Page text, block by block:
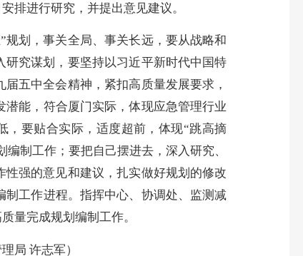
排进行研究，并提出意见建议。
划，事关全局、事关长远，要从战略和
究谋划，要坚持以习近平新时代中国特
五中全会精神，紧扣高质量发展要求，
能，符合厦门实际，体现应急管理行业
，要贴合实际，适度超前，体现“跳高摘
制工作；要把自己摆进去，深入研究、
强的意见和建议，扎实做好规划的修改
工作进程。指挥中心、协调处、监测减
量完成规划编制工作。
局 许志军）